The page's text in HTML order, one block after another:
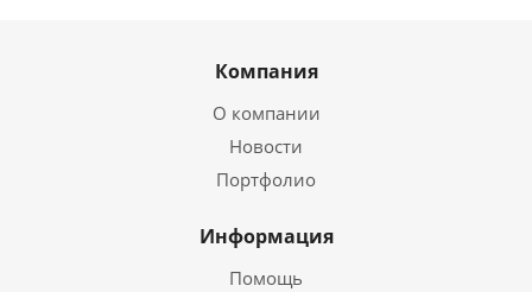
Компания
О компании
Новости
Портфолио
Информация
Помощь